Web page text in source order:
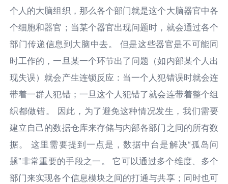
个人的大脑组织，那么各个部门就是这个大脑器官中各
个细胞和器官；当某个器官出现问题时，就会通过各个
部门传递信息到大脑中去。 但是这些器官是不可能同
时工作的，一旦某一个环节出了问题（如内部某个人出
现失误）就会产生连锁反应：当一个人犯错误时就会连
带着一群人犯错；一旦这个人犯错了就会连带着整个组
织都做错。 因此，为了避免这种情况发生，我们需要
建立自己的数据仓库来存储与内部各部门之间的所有数
据。 这里需要提到一点是，数据中台是解决“孤岛问
题”非常重要的手段之一。 它可以通过多个维度、多个
部门来实现各个信息模块之间的打通与共享；同时也可